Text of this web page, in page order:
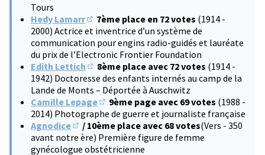
Tours
Hedy Lamarr
(S'ouvre dans un nouvel onglet)
7ème place en 72 votes (1914 -
2000) Actrice et inventrice d’un système de
communication pour engins radio-guidés et lauréate
du prix de l’Electronic Frontier Foundation
Edith Lettich
(S'ouvre dans un nouvel onglet)
8ème place avec 72 votes (1914 -
1942) Doctoresse des enfants internés au camp de la
Lande de Monts – Déportée à Auschwitz
Camille Lepage
(S'ouvre dans un nouvel onglet)
9ème page avec 69 votes (1988 -
2014) Photographe de guerre et journaliste française
Agnodice
(S'ouvre dans un nouvel onglet)
/ 10ème place avec 68 votes(Vers - 350
avant notre ère) Première figure de femme
gynécologue obstétricienne